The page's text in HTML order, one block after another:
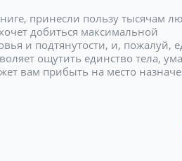
принесли пользу тысячам
добиться максимальной
и подтянутости, и, пожалуй,
ощутить единство тела,
вам прибыть на место